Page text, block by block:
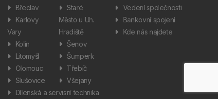
Břeclav
Karlovy
Vary
Kolín
Litomyšl
Olomouc
Slušovice
Staré
Město u Uh.
Hradiště
Šenov
Šumperk
Třebíč
Všejany
Dílenská a servisní technika
Vedení společnosti
Bankovní spojení
Kde nás najdete